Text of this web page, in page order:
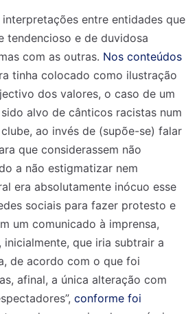
entre entidades que
tendencioso e de duvidosa
com as outras. Nos conteúdos
tinha colocado como ilustração
dos valores, o caso de um
alvo de cânticos racistas num
ao invés de (supõe-se) falar
que considerassem não
a não estigmatizar nem
era absolutamente inócuo esse
sociais para fazer protesto e
um comunicado à imprensa,
que iria subtrair a
de acordo com o que foi
afinal, a única alteração com
conforme foi